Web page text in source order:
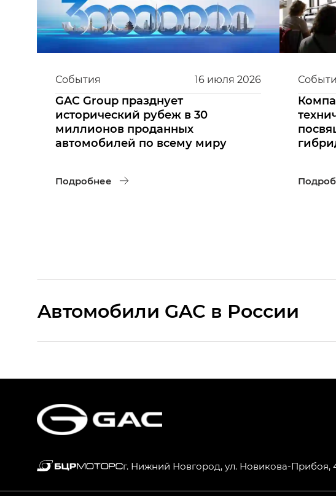
16 июля 2026
События
GAC Group празднует
исторический рубеж в 30
миллионов проданных
автомобилей по всему миру
Подробнее
Aвтомобили GAC в России
HYPTEC HT — Хайптек Эйч Ти (HYPTEC HT) в
г. Нижний Новгород, ул. Новикова-Прибоя,